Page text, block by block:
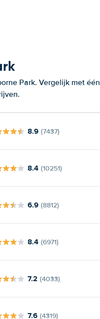
Park. Vergelijk met één
8.9 (7437)
8.4 (10251)
6.9 (8812)
8.4 (6971)
7.2 (4033)
7.6 (4319)